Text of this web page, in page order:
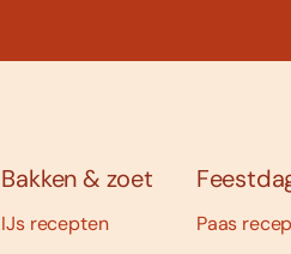
Bakken & zoet
IJs recepten
Paas